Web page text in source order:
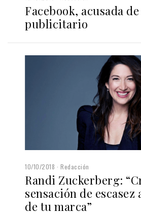
Facebook, acusada
publicitario
10/10/2018 Redacción
Randi Zuckerberg:
sensación de
de tu marca”